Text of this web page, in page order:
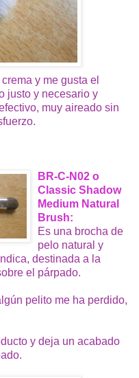
y me gusta el
justo y necesario y
muy aireado sin
BR-C-N02 o
Classic Shadow
Medium Natural
Brush:
Es una brocha de
pelo natural y
destinada a la
el párpado.
pelito me ha perdido,
y deja un acabado